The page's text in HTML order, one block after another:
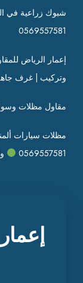
شبوك زراعية في
0569557581
إعمار الرياض
وتركيب | غرف
مقاول مظلات
مظلات سيارات
0569557581